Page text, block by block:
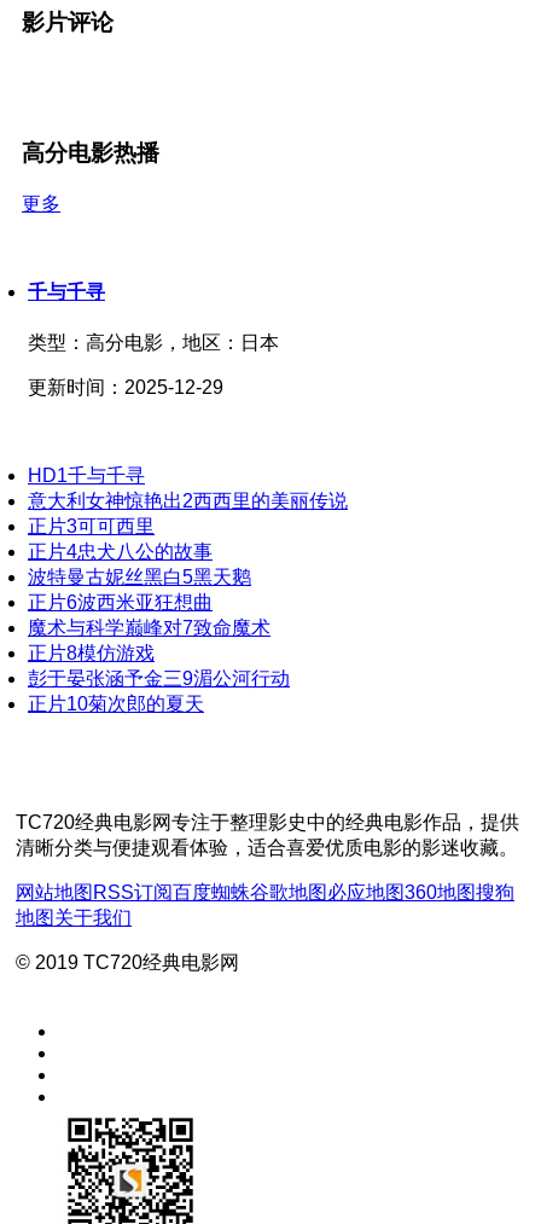
影片评论
高分电影热播
更多
千与千寻
类型： 高分电影， 地区： 日本
更新时间： 2025-12-29
HD1千与千寻
意大利女神惊艳出2西西里的美丽传说
正片3可可西里
正片4忠犬八公的故事
波特曼古妮丝黑白5黑天鹅
正片6波西米亚狂想曲
魔术与科学巅峰对7致命魔术
正片8模仿游戏
彭于晏张涵予金三9湄公河行动
正片10菊次郎的夏天
TC720经典电影网专注于整理影史中的经典电影作品，提供
清晰分类与便捷观看体验，适合喜爱优质电影的影迷收藏。
网站地图 RSS订阅百度蜘蛛谷歌地图必应地图360地图搜狗
地图关于我们
© 2019 TC720经典电影网